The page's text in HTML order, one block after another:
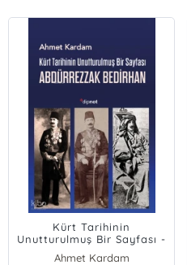
Kürt Tarihinin
Unutturulmuş Bir Sayfası -
Abdürrezzak Bedirhan
Ahmet Kardam